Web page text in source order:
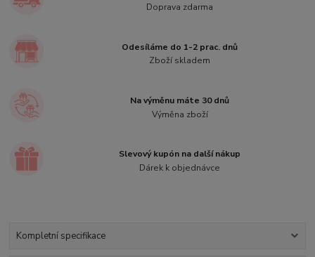
Doprava zdarma
Odesíláme do 1-2 prac. dnů
Zboží skladem
Na výměnu máte 30 dnů
Výměna zboží
Slevový kupón na další nákup
Dárek k objednávce
Kompletní specifikace